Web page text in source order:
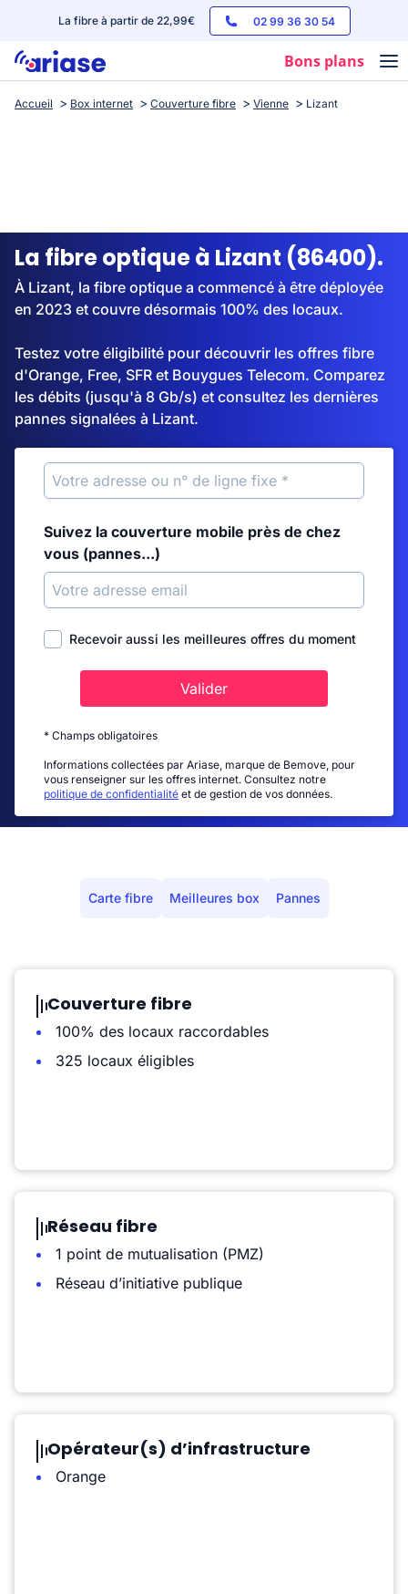
La fibre à partir de 22,99€ 02 99 36 30 54
Bons plans
Box internet
Streaming
Accueil Box internet Couverture fibre Vienne Lizant
La fibre optique à Lizant (86400).
À Lizant, la fibre optique a commencé à être déployée
en 2023 et couvre désormais 100% des locaux.
Testez votre éligibilité pour découvrir les offres fibre
d'Orange, Free, SFR et Bouygues Telecom. Comparez
les débits (jusqu'à 8 Gb/s) et consultez les dernières
pannes signalées à Lizant.
Suivez la couverture mobile près de chez
vous (pannes...)
Recevoir aussi les meilleures offres du moment
Valider
* Champs obligatoires
Informations collectées par Ariase, marque de Bemove, pour
vous renseigner sur les offres internet. Consultez notre
politique de confidentialité et de gestion de vos données.
Carte fibre Meilleures box Pannes
Couverture fibre
100% des locaux raccordables
325 locaux éligibles
Réseau fibre
1 point de mutualisation (PMZ)
Réseau d’initiative publique
Opérateur(s) d’infrastructure
Orange